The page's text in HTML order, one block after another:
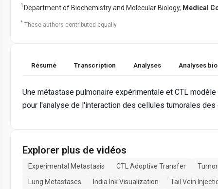
1 Department of Biochemistry and Molecular Biology, Medical
* These authors contributed equally
Résumé Transcription Analyses Analyses
Une métastase pulmonaire expérimentale et CTL
pour l'analyse de l'interaction des cellules tumorales
Explorer plus de vidéos
Experimental Metastasis CTL Adoptive Transfer
Lung Metastases
India Ink Visualization
Tail Vein